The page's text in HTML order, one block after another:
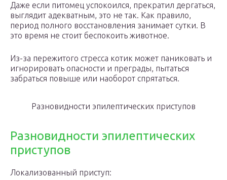
Даже если питомец успокоился, прекратил дергаться,
выглядит адекватным, это не так. Как правило,
период полного восстановления занимает сутки. В
это время не стоит беспокоить животное.
Из-за пережитого стресса котик может паниковать и
игнорировать опасности и преграды, пытаться
забраться повыше или наоборот спрятаться.
Разновидности эпилептических приступов
Разновидности эпилептических
приступов
Локализованный приступ: